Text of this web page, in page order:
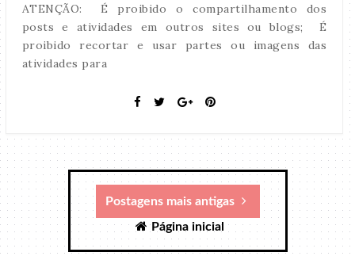
ATENÇÃO: É proibido o compartilhamento dos
posts e atividades em outros sites ou blogs; É
proibido recortar e usar partes ou imagens das
atividades para
Postagens mais antigas
Página inicial